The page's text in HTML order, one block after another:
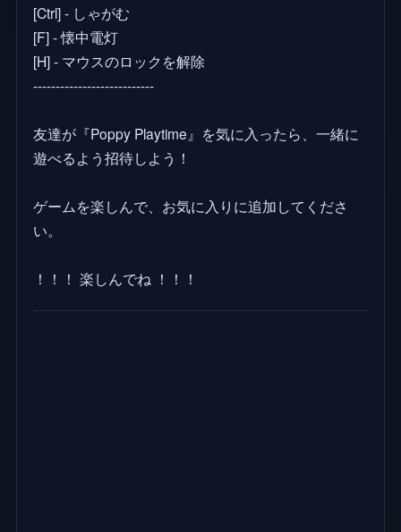
[Ctrl] - しゃがむ
[F] - 懐中電灯
[H] - マウスのロックを解除
---------------------------
友達が『Poppy Playtime』を気に入ったら、一緒に
遊べるよう招待しよう！
ゲームを楽しんで、お気に入りに追加してくださ
い。
！！！ 楽しんでね ！！！